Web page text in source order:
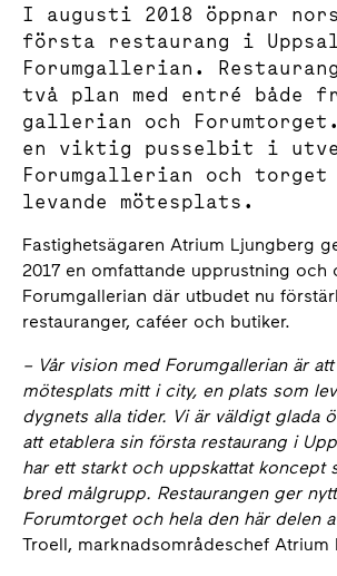
I augusti 2018 öppnar
första restaurang i
Forumgallerian.
två plan med entré både
gallerian och
en viktig pusselbit i
Forumgallerian och
levande mötesplats.
Fastighetsägaren Atrium Ljungberg
2017 en omfattande upprustning och
Forumgallerian där utbudet nu
restauranger, caféer och butiker.
– Vår vision med Forumgallerian är
mötesplats mitt i city, en plats som
dygnets alla tider. Vi är väldigt glada
att etablera sin första restaurang i
har ett starkt och uppskattat koncept
bred målgrupp. Restaurangen ger
Forumtorget och hela den här delen
Troell, marknadsområdeschef Atrium